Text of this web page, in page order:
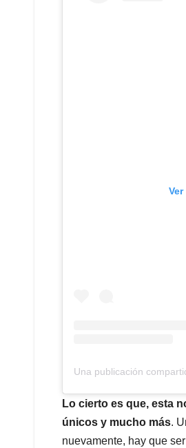
Una publicación
Lo cierto es que, esta
únicos y mucho más.
nuevamente, hay que